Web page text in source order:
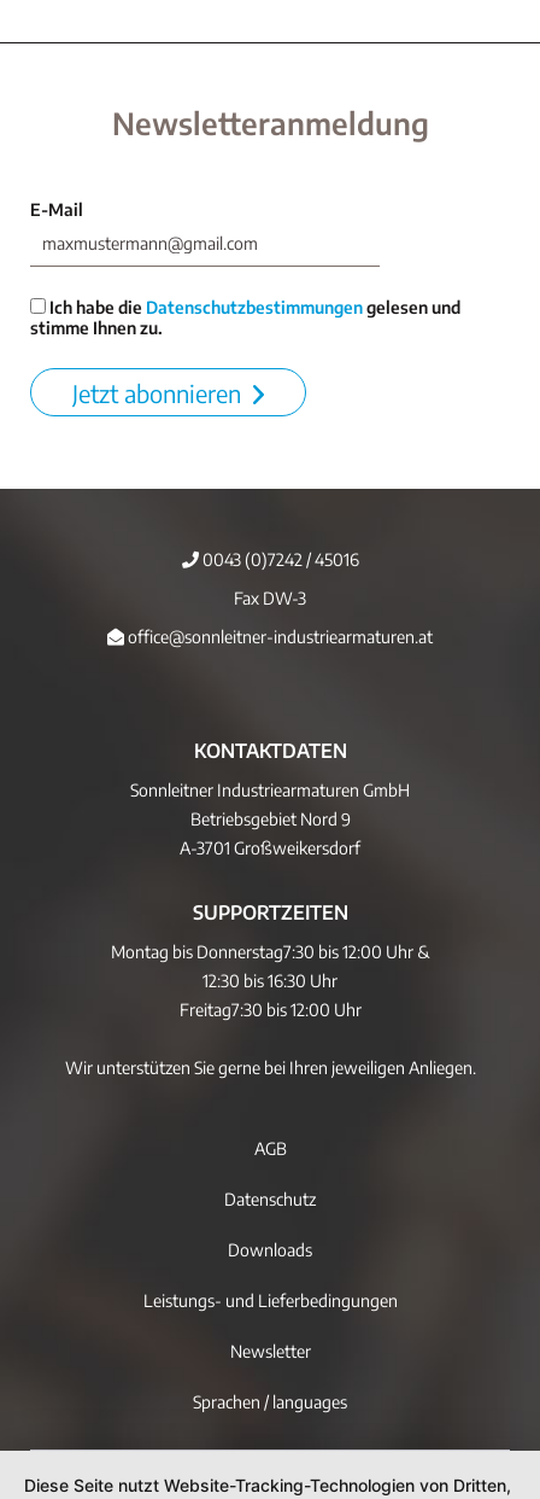
Newsletteranmeldung
E-Mail
Ich habe die Datenschutzbestimmungengelesen und
stimme Ihnen zu.
Jetzt abonnieren
0043 (0)7242 / 45016
Fax DW-3
office@sonnleitner-industriearmaturen.at
KONTAKTDATEN
Sonnleitner Industriearmaturen GmbH
Betriebsgebiet Nord 9
A-3701 Großweikersdorf
SUPPORTZEITEN
Montag bis Donnerstag7:30 bis 12:00 Uhr &
12:30 bis 16:30 Uhr
Freitag7:30 bis 12:00 Uhr
Wir unterstützen Sie gerne bei Ihren jeweiligen Anliegen.
AGB
Datenschutz
Downloads
Leistungs- und Lieferbedingungen
Newsletter
Sprachen / languages
Diese Seite nutzt Website-Tracking-Technologien von Dritten,